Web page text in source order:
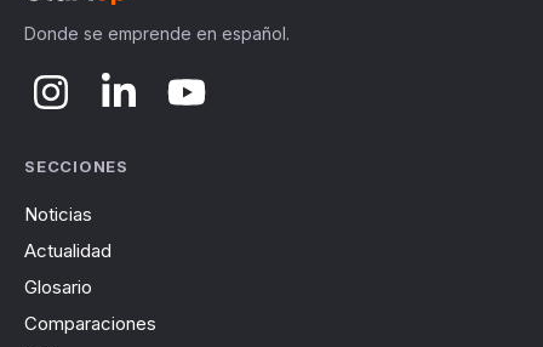
Donde se emprende en español.
SECCIONES
Noticias
Actualidad
Glosario
Comparaciones